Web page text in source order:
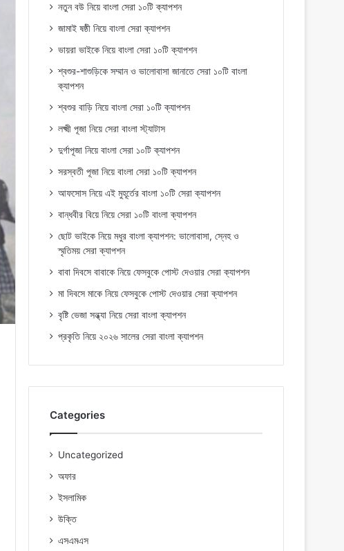
নতুন বউ নিয়ে বাংলা সেরা ১০টি ক্যাপশন
জামাই ষষ্ঠী নিয়ে বাংলা সেরা ক্যাপশন
ভায়রা ভাইকে নিয়ে বাংলা সেরা ১০টি ক্যাপশন
শ্বশুর-শাশুড়িকে সম্মান ও ভালোবাসা জানাতে সেরা ১০টি বাংলা
ক্যাপশন
শ্বশুর বাড়ি নিয়ে বাংলা সেরা ১০টি ক্যাপশন
লক্ষ্মী পূজা নিয়ে সেরা বাংলা স্ট্যাটাস
দুর্গাপূজা নিয়ে বাংলা সেরা ১০টি ক্যাপশন
সরস্বতী পূজা নিয়ে বাংলা সেরা ১০টি ক্যাপশন
আফসোস নিয়ে এই মুহূর্তের বাংলা ১০টি সেরা ক্যাপশন
বান্ধবীর বিয়ে নিয়ে সেরা ১০টি বাংলা ক্যাপশন
ছোট ভাইকে নিয়ে মধুর বাংলা ক্যাপশন: ভালোবাসা, স্নেহ ও
স্মৃতিময় সেরা ক্যাপশন
বাবা দিবসে বাবাকে নিয়ে ফেসবুকে পোস্ট দেওয়ার সেরা ক্যাপশন
মা দিবসে মাকে নিয়ে ফেসবুকে পোস্ট দেওয়ার সেরা ক্যাপশন
বৃষ্টি ভেজা সন্ধ্যা নিয়ে সেরা বাংলা ক্যাপশন
প্রকৃতি নিয়ে ২০২৬ সালের সেরা বাংলা ক্যাপশন
Categories
Uncategorized
অফার
ইসলামিক
উক্তি
এসএমএস